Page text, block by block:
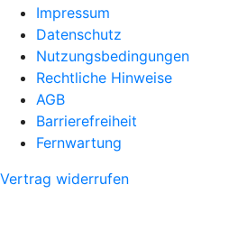
Impressum
Datenschutz
Nutzungsbedingungen
Rechtliche Hinweise
AGB
Barrierefreiheit
Fernwartung
Vertrag widerrufen